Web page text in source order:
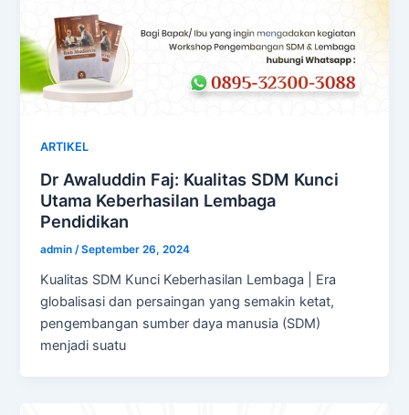
ARTIKEL
Dr Awaluddin Faj: Kualitas SDM Kunci
Utama Keberhasilan Lembaga
Pendidikan
admin/September 26, 2024
Kualitas SDM Kunci Keberhasilan Lembaga | Era
globalisasi dan persaingan yang semakin ketat,
pengembangan sumber daya manusia (SDM)
menjadi suatu